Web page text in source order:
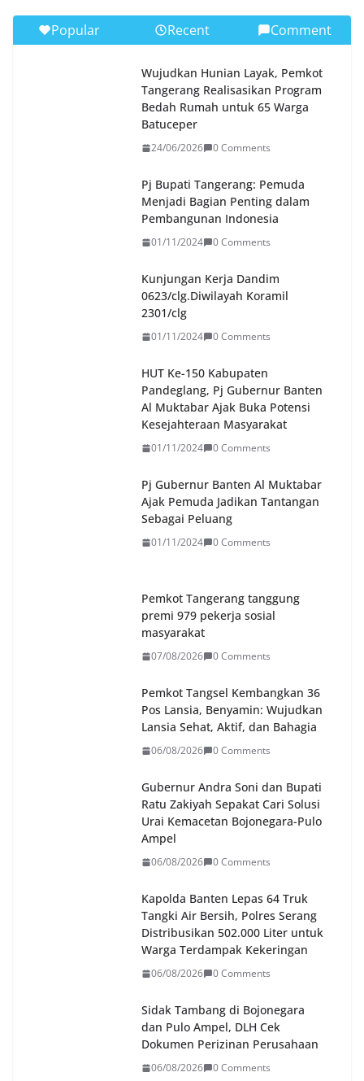
Popular Recent Comment
Wujudkan Hunian Layak, Pemkot
Tangerang Realisasikan Program
Bedah Rumah untuk 65 Warga
Batuceper
24/06/2026 0 Comments
Pj Bupati Tangerang: Pemuda
Menjadi Bagian Penting dalam
Pembangunan Indonesia
01/11/2024 0 Comments
Kunjungan Kerja Dandim
0623/clg.Diwilayah Koramil
2301/clg
01/11/2024 0 Comments
HUT Ke-150 Kabupaten
Pandeglang, Pj Gubernur Banten
Al Muktabar Ajak Buka Potensi
Kesejahteraan Masyarakat
01/11/2024 0 Comments
Pj Gubernur Banten Al Muktabar
Ajak Pemuda Jadikan Tantangan
Sebagai Peluang
01/11/2024 0 Comments
Pemkot Tangerang tanggung
premi 979 pekerja sosial
masyarakat
07/08/2026 0 Comments
Pemkot Tangsel Kembangkan 36
Pos Lansia, Benyamin: Wujudkan
Lansia Sehat, Aktif, dan Bahagia
06/08/2026 0 Comments
Gubernur Andra Soni dan Bupati
Ratu Zakiyah Sepakat Cari Solusi
Urai Kemacetan Bojonegara-Pulo
Ampel
06/08/2026 0 Comments
Kapolda Banten Lepas 64 Truk
Tangki Air Bersih, Polres Serang
Distribusikan 502.000 Liter untuk
Warga Terdampak Kekeringan
06/08/2026 0 Comments
Sidak Tambang di Bojonegara
dan Pulo Ampel, DLH Cek
Dokumen Perizinan Perusahaan
06/08/2026 0 Comments